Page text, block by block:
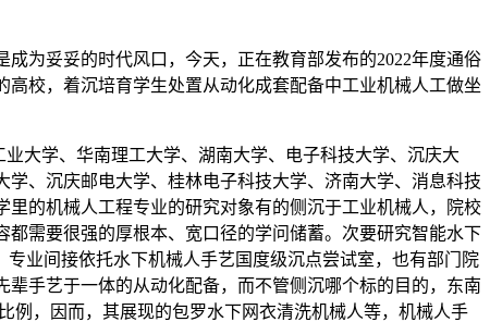
为妥妥的时代风口，今天，正在教育部发布的2022年度通俗
校，着沉培育学生处置从动化成套配备中工业机械人工做坐
大学、华南理工大学、湖南大学、电子科技大学、沉庆大
、沉庆邮电大学、桂林电子科技大学、济南大学、消息科技
的机械人工程专业的研究对象有的侧沉于工业机械人，院校
需要很强的厚根本、宽口径的学问储蓄。次要研究智能水下
业间接依托水下机械人手艺国度级沉点尝试室，也有部门院
手艺于一体的从动化配备，而不管侧沉哪个标的目的，东南
例，因而，其展现的包罗水下网衣清洗机械人等，机械人手